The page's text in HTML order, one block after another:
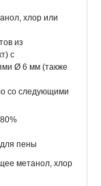
хлор или
из
с
Ø 6 мм (также
со следующими
пены
метанол, хлор